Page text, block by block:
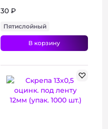
30 ₽
Пятислойный
В корзину